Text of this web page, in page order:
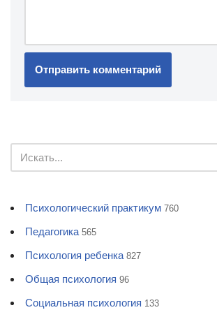
Психологический практикум 760
Педагогика 565
Психология ребенка 827
Общая психология 96
Социальная психология 133